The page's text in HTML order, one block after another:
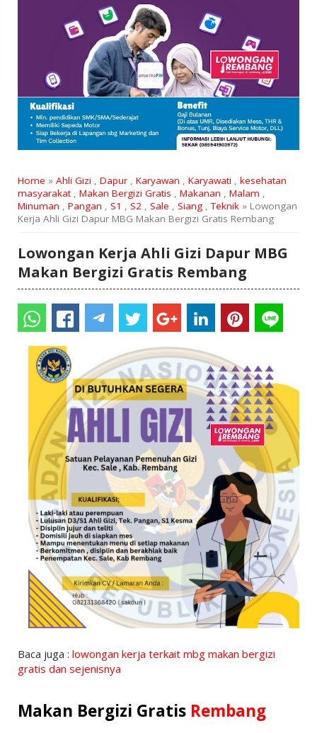
Home » Ahli Gizi , Dapur, Karyawan , Karyawati , kesehatan
masyarakat, Makan Bergizi Gratis , Makanan , Malam ,
Minuman , Pangan , S1 , S2, Sale , Siang,Teknik» Lowongan
Kerja Ahli Gizi Dapur MBG Makan Bergizi Gratis Rembang
Lowongan Kerja Ahli Gizi Dapur MBG
Makan Bergizi Gratis Rembang
Baca juga : lowongan kerja terkait mbg makan bergizi
gratis dan sejenisnya
Makan Bergizi Gratis Rembang